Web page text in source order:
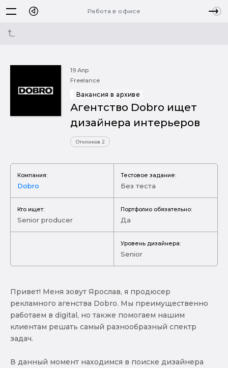
Работа в офисе
19 Апр
Freelance
Вакансия в архиве
Агентство Dobro ищет
дизайнера интерьеров
Откликов 2
Компания:
Dobro
Тестовое задание:
Без теста
Кто ищет:
Senior producer
Портфолио обязательно:
Да
Уровень дизайнера:
Senior
Привет! Меня зовут Ярослав, я продюсер
рекламного агенства Dobro. Мы преимущественно
работаем в digital, но также помогаем нашим
клиентам решать самый разнообразный спектр
задач.
В данный момент находимся в поиске дизайнера